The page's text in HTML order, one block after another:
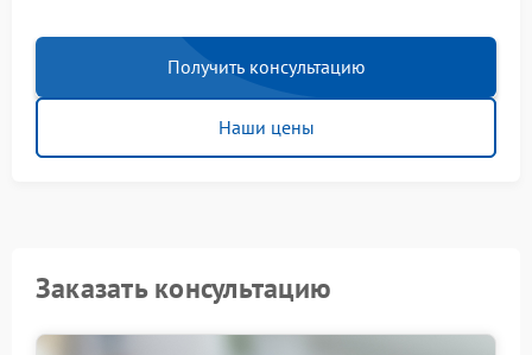
Получить консультацию
Наши цены
Заказать консультацию